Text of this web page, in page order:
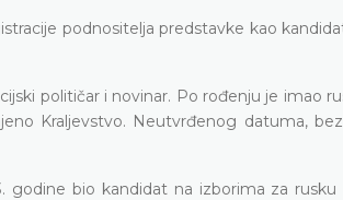
podnositelja predstavke kao
političar i novinar. Po rođenju je imao
Kraljevstvo. Neutvrđenog datuma,
godine bio kandidat na izborima za